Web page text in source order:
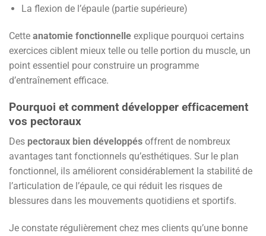
La flexion de l’épaule (partie supérieure)
Cette anatomie fonctionnelle explique pourquoi certains
exercices ciblent mieux telle ou telle portion du muscle, un
point essentiel pour construire un programme
d’entraînement efficace.
Pourquoi et comment développer efficacement
vos pectoraux
Des pectoraux bien développés offrent de nombreux
avantages tant fonctionnels qu’esthétiques. Sur le plan
fonctionnel, ils améliorent considérablement la stabilité de
l’articulation de l’épaule, ce qui réduit les risques de
blessures dans les mouvements quotidiens et sportifs.
Je constate régulièrement chez mes clients qu’une bonne